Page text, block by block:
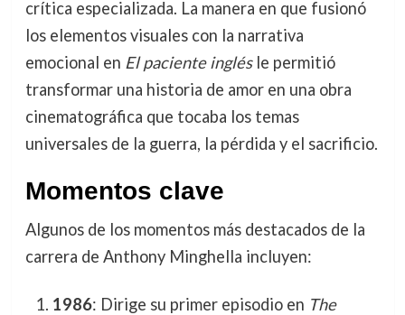
crítica especializada. La manera en que fusionó
los elementos visuales con la narrativa
emocional en El paciente inglésle permitió
transformar una historia de amor en una obra
cinematográfica que tocaba los temas
universales de la guerra, la pérdida y el sacrificio.
Momentos clave
Algunos de los momentos más destacados de la
carrera de Anthony Minghella incluyen:
1986: Dirige su primer episodio en The